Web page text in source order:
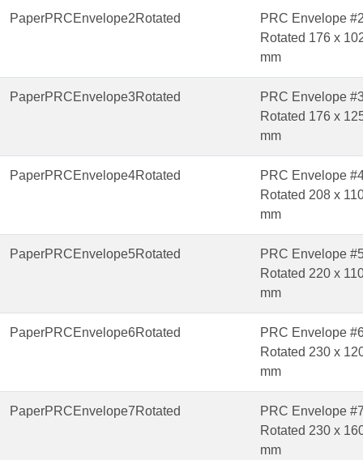
PaperPRCEnvelope2Rotated
PRC Envelope
Rotated 176 x
mm
PaperPRCEnvelope3Rotated
PRC Envelope
Rotated 176 x
mm
PaperPRCEnvelope4Rotated
PRC Envelope
Rotated 208 x
mm
PaperPRCEnvelope5Rotated
PRC Envelope
Rotated 220 x
mm
PaperPRCEnvelope6Rotated
PRC Envelope
Rotated 230 x
mm
PaperPRCEnvelope7Rotated
PRC Envelope
Rotated 230 x
mm